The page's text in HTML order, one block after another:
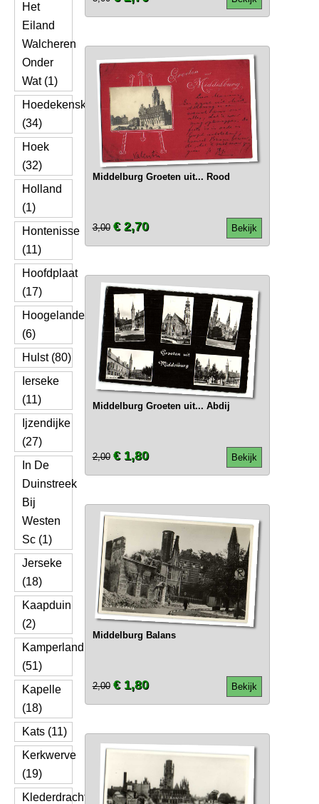
Het
Eiland
Walcheren
Onder
Wat (1)
Hoedekenskerke
(34)
Hoek
(32)
Holland
(1)
Hontenisse
(11)
Hoofdplaat
(17)
Hoogelande
(6)
Hulst (80)
Ierseke
(11)
Ijzendijke
(27)
In De
Duinstreek
Bij
Westen
Sc (1)
Jerseke
(18)
Kaapduin
(2)
Kamperland
(51)
Kapelle
(18)
Kats (11)
Kerkwerve
(19)
Klederdracht
Middelburg Groeten uit... Rood
Bekijk
3,00 € 2,70
Middelburg Groeten uit... Abdij
Bekijk
2,00 € 1,80
Middelburg Balans
Bekijk
2,00 € 1,80